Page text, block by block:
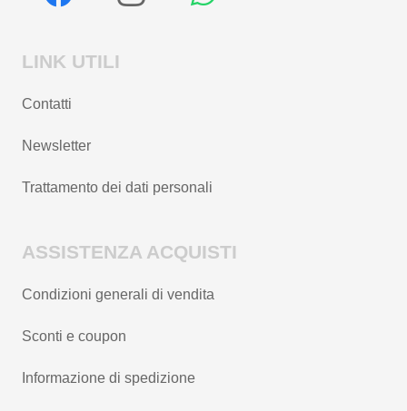
LINK UTILI
Contatti
Newsletter
Trattamento dei dati personali
ASSISTENZA ACQUISTI
Condizioni generali di vendita
Sconti e coupon
Informazione di spedizione